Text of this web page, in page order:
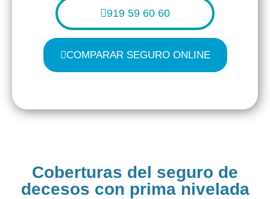
919 59 60 60
COMPARAR SEGURO ONLINE
Coberturas del seguro de
decesos con prima nivelada